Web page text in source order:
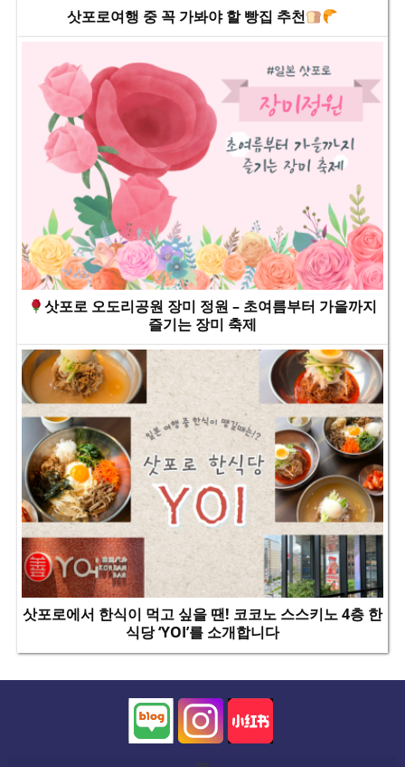
삿포로여행 중 꼭 가봐야 할 빵집 추천
삿포로 오도리공원 장미 정원 – 초여름부터 가을까지
즐기는 장미 축제
삿포로에서 한식이 먹고 싶을 땐! 코코노 스스키노 4층 한
식당 ‘YOI’를 소개합니다